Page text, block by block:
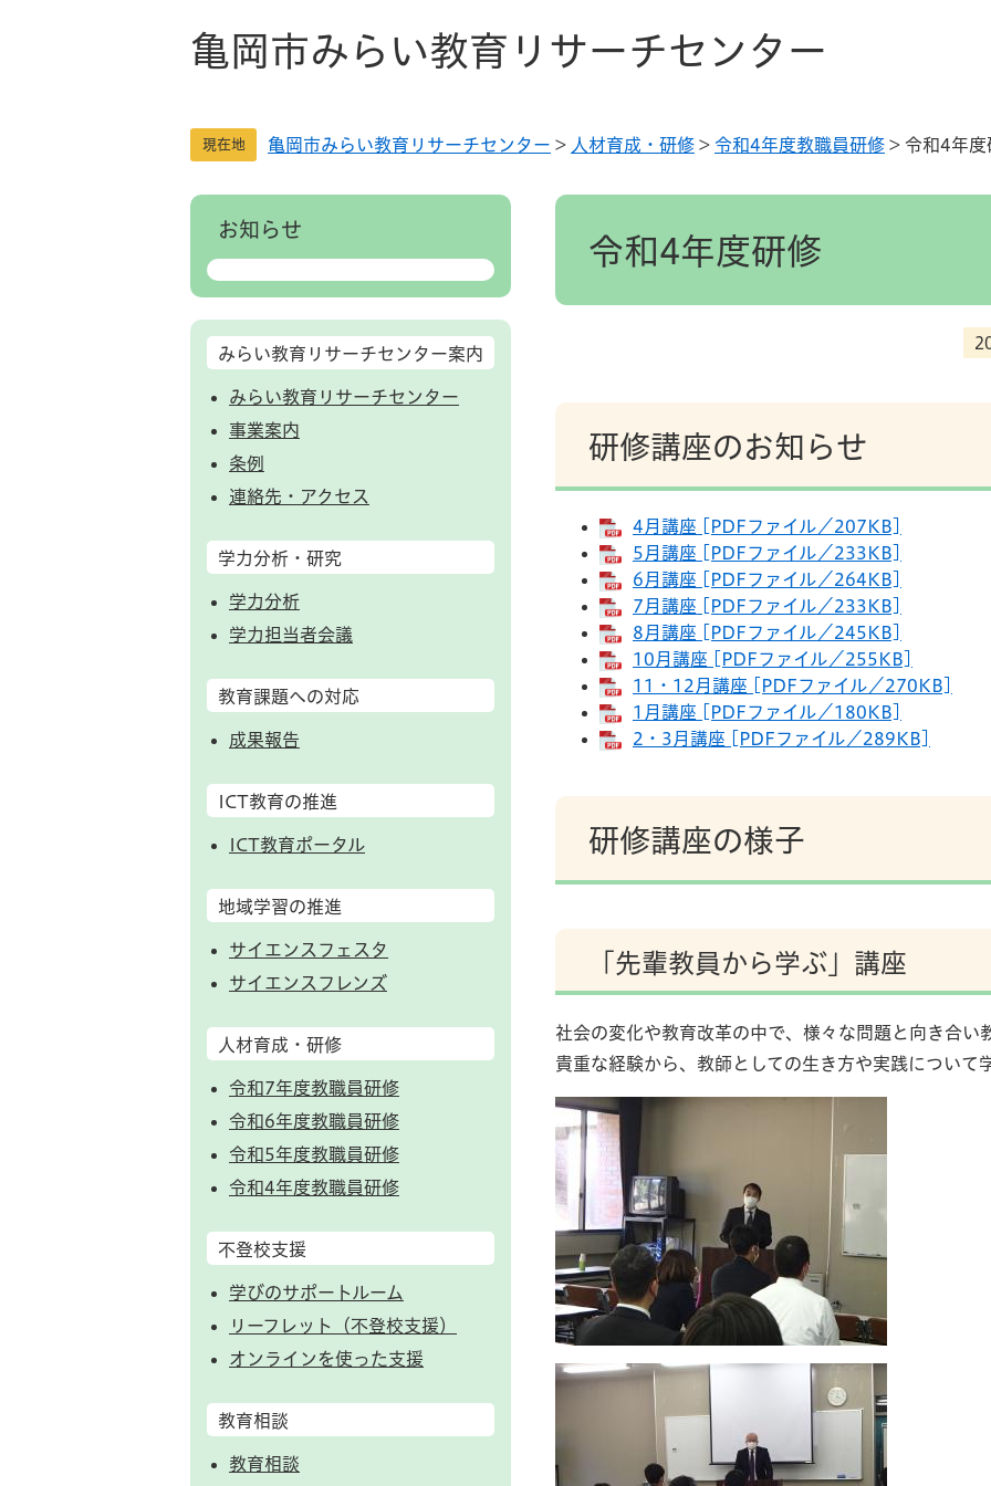
亀岡市みらい教育リサーチセンター
現在地 亀岡市みらい教育リサーチセンター > 人材育成・研修 > 令和4年度教職員研修 > 令和4年度
本
令和4年度研修
研修講座のお知らせ​
4月講座 [PDFファイル／207KB]
5月講座 [PDFファイル／233KB]
6月講座 [PDFファイル／264KB]
7月講座 [PDFファイル／233KB]
8月講座 [PDFファイル／245KB]
10月講座 [PDFファイル／255KB]
11・12月講座 [PDFファイル／270KB]
1月講座 [PDFファイル／180KB]
2・3月講座 [PDFファイル／289KB]
研修講座の様子
「先輩教員から学ぶ」講座
社会の変化や教育改革の中で、様々な問題と向き合い
貴重な経験から、教師としての生き方や実践について
お知らせ
みらい教育リサーチセンター案内
みらい教育リサーチセンター
事業案内
条例
連絡先・アクセス
学力分析・研究
学力分析
学力担当者会議
教育課題への対応
成果報告
ICT教育の推進
ICT教育ポータル
地域学習の推進
サイエンスフェスタ
サイエンスフレンズ
人材育成・研修
令和7年度教職員研修
令和6年度教職員研修
令和5年度教職員研修
令和4年度教職員研修
不登校支援
学びのサポートルーム
リーフレット（不登校支援）
オンラインを使った支援
教育相談
教育相談